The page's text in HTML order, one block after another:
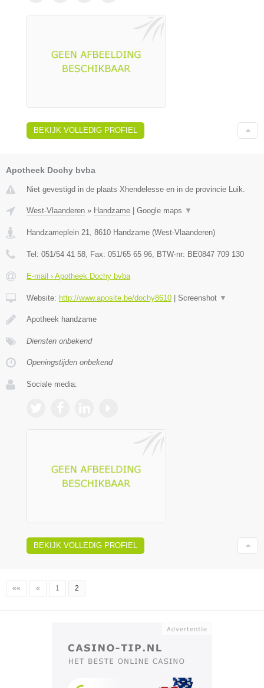
BEKIJK VOLLEDIG PROFIEL
Apotheek Dochy bvba
Niet gevestigd in de plaats Xhendelesse en in de provincie Luik.
West-Vlaanderen » Handzame Google maps ▼
Handzameplein 21, 8610 Handzame (West-Vlaanderen)
Tel: 051/54 41 58, Fax: 051/65 65 96, BTW-nr: BE0847 709 130
E-mail › Apotheek Dochy bvba
Website: http://www.aposite.be/dochy8610 Screenshot ▼
Apotheek handzame
Diensten onbekend
Openingstijden onbekend
Sociale media:
BEKIJK VOLLEDIG PROFIEL
«« « 1 2